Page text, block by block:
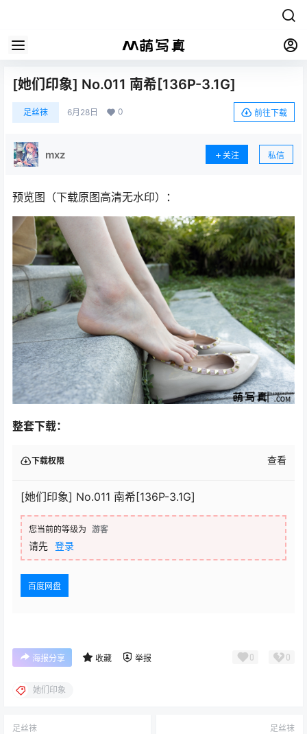
[她们印象] No.011 南希[136P-3.1G]
足丝袜 6月28日 0 前往下载
mxz 关注 私信
预览图（下载原图高清无水印）：
整套下载：
下载权限 查看
[她们印象] No.011 南希[136P-3.1G]
您当前的等级为 游客
请先 登录
百度网盘
海报分享 收藏 举报 0 0
她们印象
足丝袜 足丝袜